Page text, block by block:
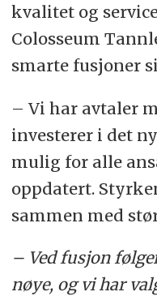
kvalitet og
Colosseum
smarte fusjoner
– Vi har avtaler
investerer i det
mulig for alle
oppdatert.
sammen med
– Ved fusjon
nøye, og vi har